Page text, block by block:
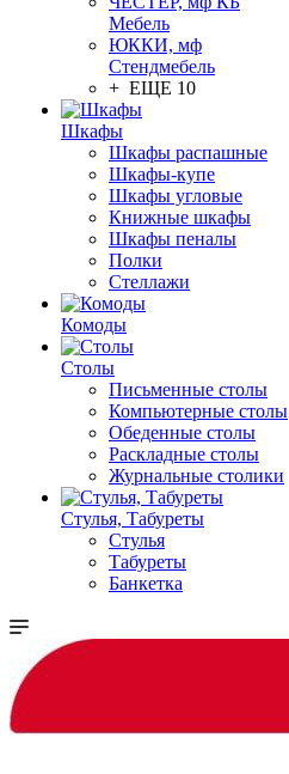
Мебель
ЮККИ, мф
Стендмебель
+ ЕЩЕ 10
Шкафы
Шкафы распашные
Шкафы-купе
Шкафы угловые
Книжные шкафы
Шкафы пеналы
Полки
Стеллажи
Комоды
Столы
Письменные столы
Компьютерные столы
Обеденные столы
Раскладные столы
Журнальные столики
Стулья, Табуреты
Стулья
Табуреты
Банкетка